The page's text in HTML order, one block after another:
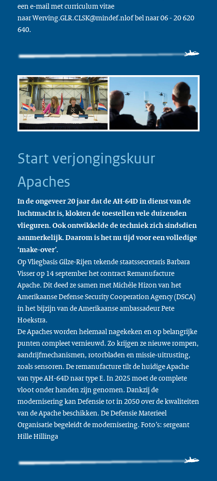
een e-mail met curriculum vitae
naar Werving.GLR.CLSK@mindef.nlof bel naar 06 - 20 620
640.
Start verjongingskuur
Apaches
In de ongeveer 20 jaar dat de AH-64D in dienst van de
luchtmacht is, klokten de toestellen vele duizenden
vlieguren. Ook ontwikkelde de techniek zich sindsdien
aanmerkelijk. Daarom is het nu tijd voor een volledige
‘make-over’.
Op Vliegbasis Gilze-Rijen tekende staatssecretaris Barbara
Visser op 14 september het contract Remanufacture
Apache. Dit deed ze samen met Michèle Hizon van het
Amerikaanse Defense Security Cooperation Agency (DSCA)
in het bijzijn van de Amerikaanse ambassadeur Pete
Hoekstra.
De Apaches worden helemaal nagekeken en op belangrijke
punten compleet vernieuwd. Zo krijgen ze nieuwe rompen,
aandrijfmechanismen, rotorbladen en missie-uitrusting,
zoals sensoren. De remanufacture tilt de huidige Apache
van type AH-64D naar type E. In 2025 moet de complete
vloot onder handen zijn genomen. Dankzij de
modernisering kan Defensie tot in 2050 over de kwaliteiten
van de Apache beschikken. De Defensie Materieel
Organisatie begeleidt de modernisering. Foto’s: sergeant
Hille Hillinga